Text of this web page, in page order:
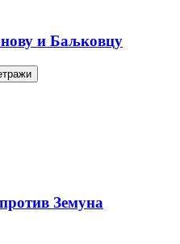
и Баљковцу
Земуна